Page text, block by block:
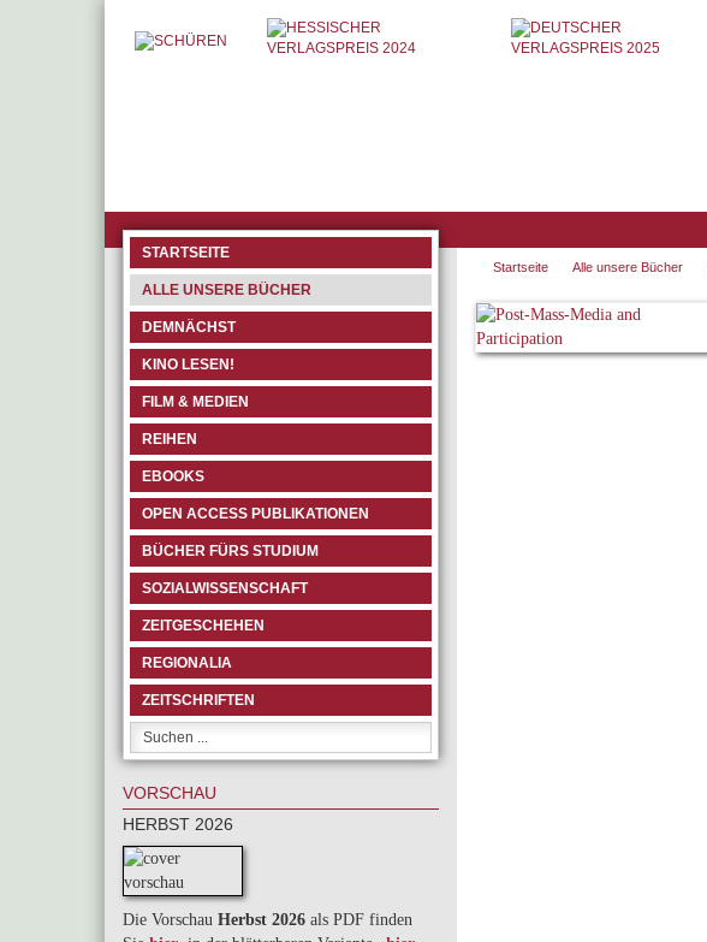
STARTSEITE
ALLE UNSERE BÜCHER
DEMNÄCHST
KINO LESEN!
FILM & MEDIEN
REIHEN
EBOOKS
OPEN ACCESS PUBLIKATIONEN
BÜCHER FÜRS STUDIUM
SOZIALWISSENSCHAFT
ZEITGESCHEHEN
REGIONALIA
ZEITSCHRIFTEN
VORSCHAU
HERBST 2026
Die Vorschau Herbst 2026 als PDF finden
Startseite Alle unsere Bücher